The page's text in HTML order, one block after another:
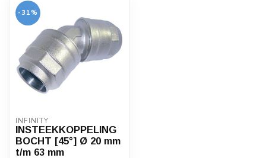
-31%
INFINITY
INSTEEKKOPPELING
BOCHT [45°] Ø 20 mm
t/m 63 mm